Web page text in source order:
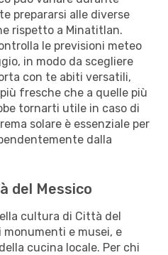
prepararsi alle diverse
rispetto a Minatitlan.
le previsioni meteo
in modo da scegliere
con te abiti versatili,
fresche che a quelle più
tornarti utile in caso di
solare è essenziale per
dalla
del Messico
cultura di Città del
e musei, e
cucina locale. Per chi